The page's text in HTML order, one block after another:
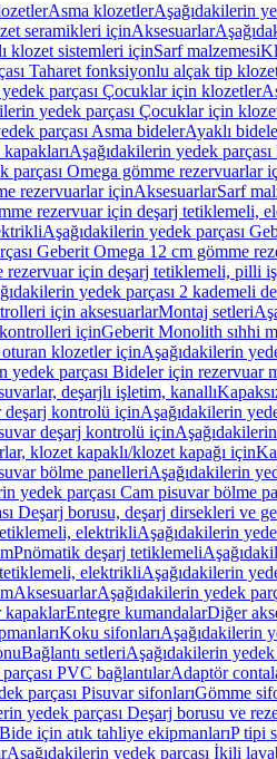
Asma klozetlerAşağıdakilerin
seramikleri içinAksesuarlar
klozet sistemleri içinSarf malzemesi
Taharet fonksiyonlu alçak tip
parçası Çocuklar için klozetler
yedek parçası Çocuklar için
parçası Asma bidelerAyaklı
Aşağıdakilerin yedek
parçası Omega gömme rezervuarlar
rezervuarlar içinAksesuarlarSarf
rezervuar için deşarj tetiklemeli,
Aşağıdakilerin yedek parçası
Geberit Omega 12 cm gömme
rezervuar için deşarj tetiklemeli, pilli
yedek parçası 2 kademeli
için aksesuarlarMontaj setleri
içinGeberit Monolith sıhhi
klozetler içinAşağıdakilerin
yedek parçası Bideler için rezervuar
deşarjlı işletim, kanallı
deşarj kontrolü içinAşağıdakilerin
deşarj kontrolü için
klozet kapaklı/klozet kapağı için
bölme panelleriAşağıdakilerin
yedek parçası Cam pisuvar bölme
Deşarj borusu, deşarj dirsekleri ve
elektrikliAşağıdakilerin
Pnömatik deşarj tetiklemeli
elektrikliAşağıdakilerin
AksesuarlarAşağıdakilerin yedek
kapaklarEntegre kumandalarDiğer
Koku sifonlarıAşağıdakilerin
Bağlantı setleriAşağıdakilerin yedek
PVC bağlantılarAdaptör
parçası Pisuvar sifonlarıGömme
yedek parçası Deşarj borusu ve
için atık tahliye ekipmanlarıP tipi
Aşağıdakilerin yedek parçası İkili